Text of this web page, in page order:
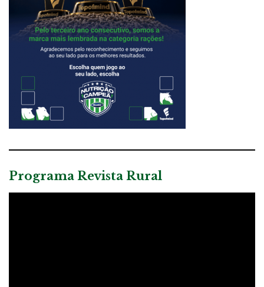
Programa Revista Rural